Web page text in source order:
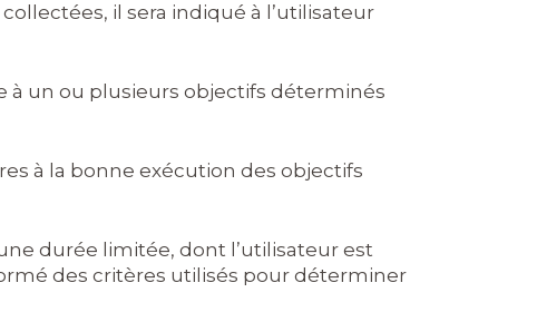
il sera indiqué à l’utilisateur
à un ou plusieurs objectifs déterminés
à la bonne exécution des objectifs
durée limitée, dont l’utilisateur est
des critères utilisés pour déterminer